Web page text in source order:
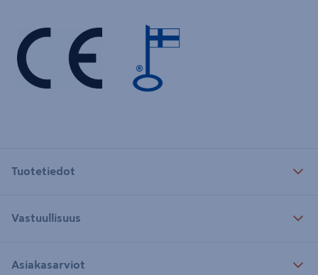
Tuotetiedot
Vastuullisuus
Asiakasarviot